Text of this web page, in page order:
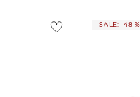
SALE: -48 %